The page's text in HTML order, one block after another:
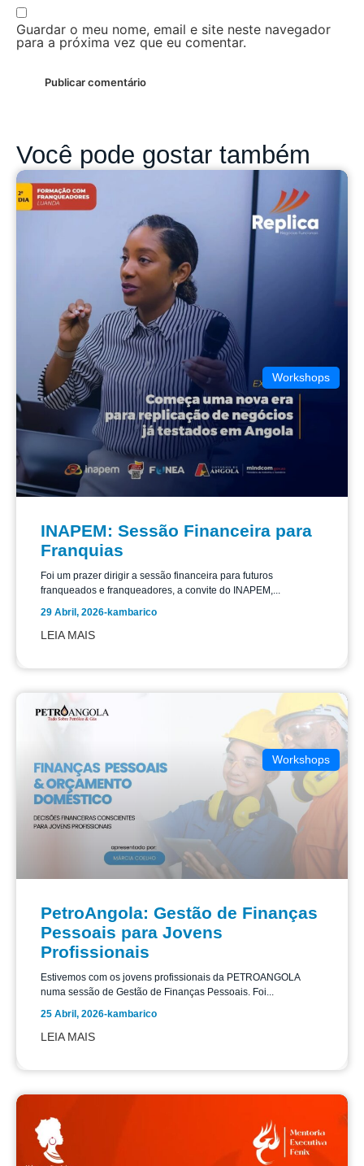
Guardar o meu nome, email e site neste navegador
para a próxima vez que eu comentar.
Você pode gostar também
Workshops
INAPEM: Sessão Financeira para
Franquias
Foi um prazer dirigir a sessão financeira para futuros
franqueados e franqueadores, a convite do INAPEM,...
29 Abril, 2026-kambarico
LEIA MAIS
Workshops
PetroAngola: Gestão de Finanças
Pessoais para Jovens
Profissionais
Estivemos com os jovens profissionais da PETROANGOLA
numa sessão de Gestão de Finanças Pessoais. Foi...
25 Abril, 2026-kambarico
LEIA MAIS